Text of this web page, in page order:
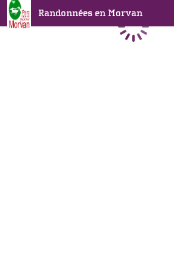
Randonnées en Morvan
Chargement